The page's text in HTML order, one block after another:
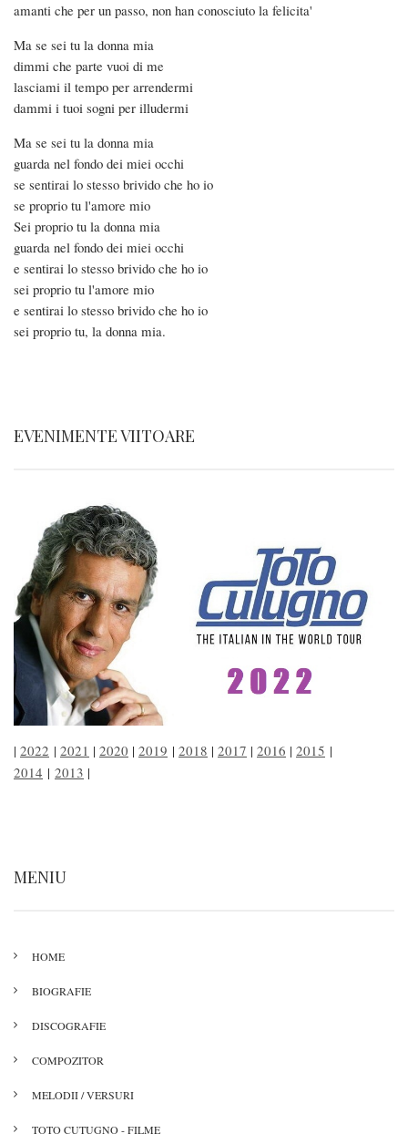
amanti che per un passo, non han conosciuto la felicita'
Ma se sei tu la donna mia
dimmi che parte vuoi di me
lasciami il tempo per arrendermi
dammi i tuoi sogni per illudermi
Ma se sei tu la donna mia
guarda nel fondo dei miei occhi
se sentirai lo stesso brivido che ho io
se proprio tu l'amore mio
Sei proprio tu la donna mia
guarda nel fondo dei miei occhi
e sentirai lo stesso brivido che ho io
sei proprio tu l'amore mio
e sentirai lo stesso brivido che ho io
sei proprio tu, la donna mia.
EVENIMENTE VIITOARE
| 2022 | 2021 | 2020 | 2019 | 2018 | 2017 | 2016 | 2015 |
2014 | 2013 |
MENIU
HOME
BIOGRAFIE
DISCOGRAFIE
COMPOZITOR
MELODII / VERSURI
TOTO CUTUGNO - FILME